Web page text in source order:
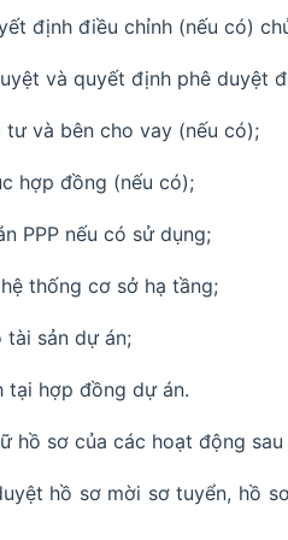
định điều chỉnh (nếu có)
và quyết định phê duyệt
tư và bên cho vay (nếu có);
hợp đồng (nếu có);
PPP nếu có sử dụng;
thống cơ sở hạ tầng;
tài sản dự án;
tại hợp đồng dự án.
hồ sơ của các hoạt động sau
hồ sơ mời sơ tuyển, hồ